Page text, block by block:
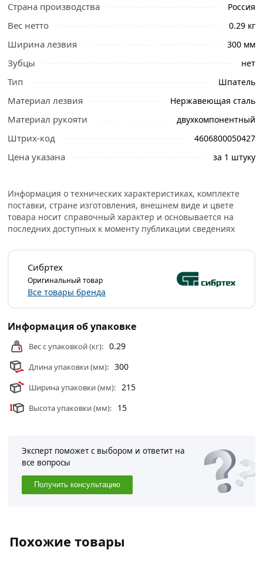
описанием и отзывами о товаре, чтобы сделать
правильный выбор и заказать онлайн. Наши
свяжутся с Вами для согласования условий доставки
или самовывоза.
мм, 2-компонентная ручка 85575 предназначен для
нанесения, выравнивания и сглаживания отделочных
составов, а также проведения других ремонтно-
отделочных работ.
зашпаклеванных швов. Рабочая часть выполнена из
нержавеющей стали и устойчива к образованию
коррозии.
позволяет увеличить срок службы инструмента.
Двухкомпонентная изогнутая рукоятка эргономичной
формы удобно ложится в руку и не проскальзывает в
ладони.
Условия доставки и цены на товар Фасадный шпатель
СИБРТЕХ нержавеющая сталь, 300 мм, 2-компонентная
Страна производства Россия
Вес нетто 0.29 кг
Ширина лезвия 300 мм
Зубцы нет
Тип Шпатель
Материал лезвия Нержавеющая сталь
Материал рукояти двухкомпонентный
Штрих-код 4606800050427
Цена указана за 1 штуку
Информация о технических характеристиках, комплекте
поставки, стране изготовления, внешнем виде и цвете
товара носит справочный характер и основывается на
последних доступных к моменту публикации сведениях
Сибртех
Оригинальный товар
Все товары бренда
Информация об упаковке
Вес с упаковкой (кг): 0.29
Длина упаковки (мм): 300
Ширина упаковки (мм): 215
Высота упаковки (мм): 15
Эксперт поможет с выбором и ответит на
все вопросы
Получить консультацию
Похожие товары